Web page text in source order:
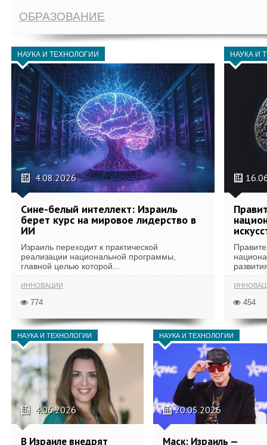
ОБРАЗОВАНИЕ
НАУКА И ТЕХНОЛОГИИ
4.08.2026
Сине-белый интеллект: Израиль
берет курс на мировое лидерство в
ИИ
Израиль переходит к практической
реализации национальной программы,
главной целью которой...
ИННОВАЦИИ
774
НАУКА И
454
НАУКА И ТЕХНОЛОГИИ
4.06.2026
В Израиле внедрят
НАУКА И ТЕХНОЛОГИИ
20.05.2026
Маск: Израиль —